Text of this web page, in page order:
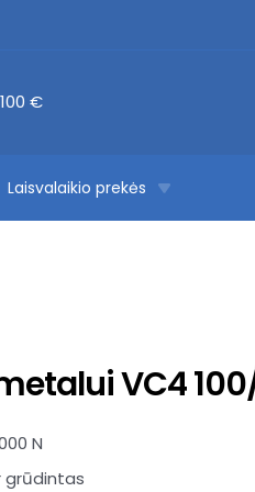
€
Laisvalaikio prekės
VC4
N
grūdintas